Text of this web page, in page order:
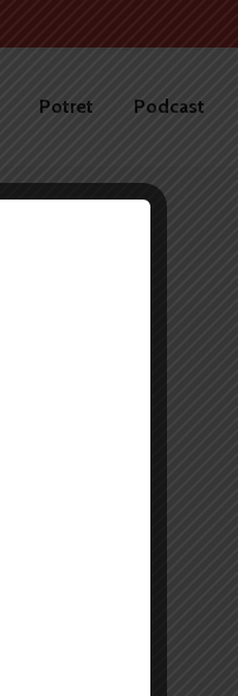
Potret Podcast